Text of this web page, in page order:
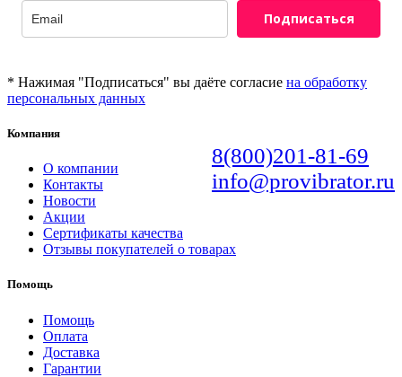
Подписаться
* Нажимая "Подписаться" вы даёте согласие на обработку
персональных данных
8(800)201-81-69
info@provibrator.ru
Компания
О компании
Контакты
Новости
Акции
Сертификаты качества
Отзывы покупателей о товарах
Помощь
Помощь
Оплата
Доставка
Гарантии